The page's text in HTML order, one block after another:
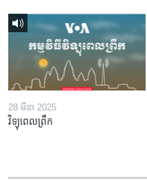
28 មីនា 2025
វិទ្យុពេលព្រឹក